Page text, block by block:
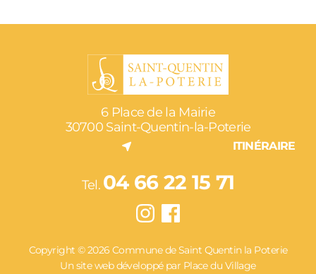
6 Place de la Mairie
30700 Saint-Quentin-la-Poterie
ITINÉRAIRE
Tel. 04 66 22 15 71
Copyright © 2026 Commune de Saint Quentin la Poterie
Un site web développé par Place du Village